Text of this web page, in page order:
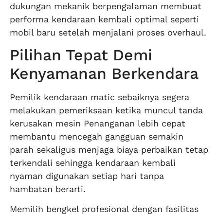
dukungan mekanik berpengalaman membuat
performa kendaraan kembali optimal seperti
mobil baru setelah menjalani proses overhaul.
Pilihan Tepat Demi
Kenyamanan Berkendara
Pemilik kendaraan matic sebaiknya segera
melakukan pemeriksaan ketika muncul tanda
kerusakan mesin Penanganan lebih cepat
membantu mencegah gangguan semakin
parah sekaligus menjaga biaya perbaikan tetap
terkendali sehingga kendaraan kembali
nyaman digunakan setiap hari tanpa
hambatan berarti.
Memilih bengkel profesional dengan fasilitas